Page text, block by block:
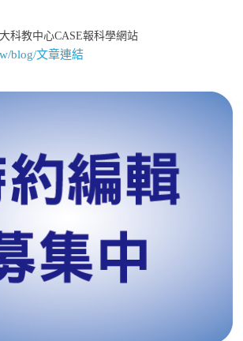
科教中心CASE報科學網站
blog/文章連結